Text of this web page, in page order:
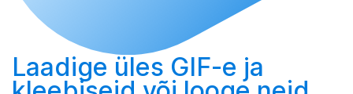
Laadige üles GIF-e ja